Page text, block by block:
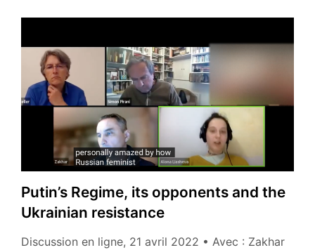
Putin’s Regime, its opponents and the
Ukrainian resistance
Discussion en ligne, 21 avril 2022 • Avec : Zakhar